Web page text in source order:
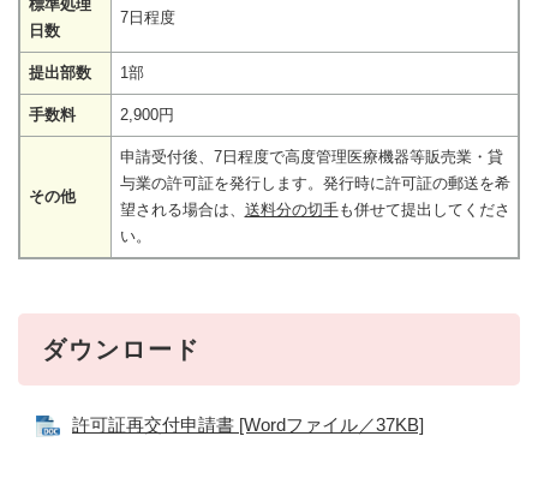
標準処理
日数
7日程度
提出部数 1部
手数料 2,900円
その他
申請受付後、7日程度で高度管理医療機器等販売業・貸
与業の許可証を発行します。発行時に許可証の郵送を希
望される場合は、 送料分の切手も併せて提出してくださ
い。
ダウンロード
許可証再交付申請書 [Wordファイル／37KB]